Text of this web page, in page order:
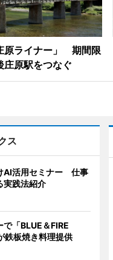
原ライナー」 期間限
庄原駅をつなぐ
ス
AI活用セミナー 仕事
実践法紹介
「BLUE＆FIRE
板焼き料理提供